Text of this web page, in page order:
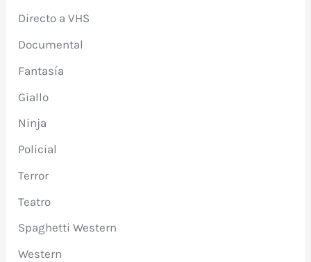
Directo a VHS
Documental
Fantasía
Giallo
Ninja
Policial
Terror
Teatro
Spaghetti Western
Western